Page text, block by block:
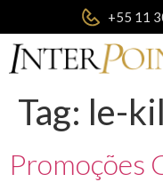
+55 11
Tag: le-
Promoções